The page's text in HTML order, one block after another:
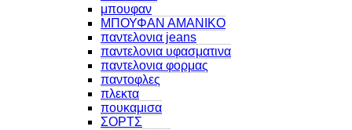
μπουφαν
ΜΠΟΥΦΑΝ ΑΜΑΝΙΚΟ
παντελονια jeans
παντελονια υφασματινα
παντελονια φορμας
παντοφλες
πλεκτα
πουκαμισα
ΣΟΡΤΣ